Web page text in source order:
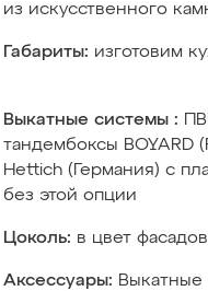
из искусственного
Габариты: изготовим
Выкатные системы :
тандембоксы BOYARD
Hettich (Германия) с
без этой опции
Цоколь: в цвет
Аксессуары: Выкатные